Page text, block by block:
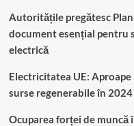
Autoritățile pregătesc
document esențial pentru
electrică
Electricitatea UE:
surse regenerabile în 2024
Ocuparea forței de